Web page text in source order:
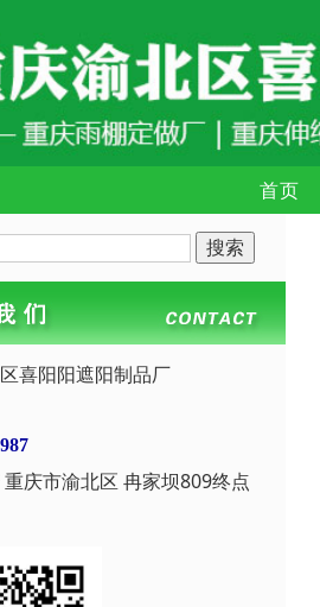
首页
喜阳阳遮阳制品厂
庆市渝北区 冉家坝809终点